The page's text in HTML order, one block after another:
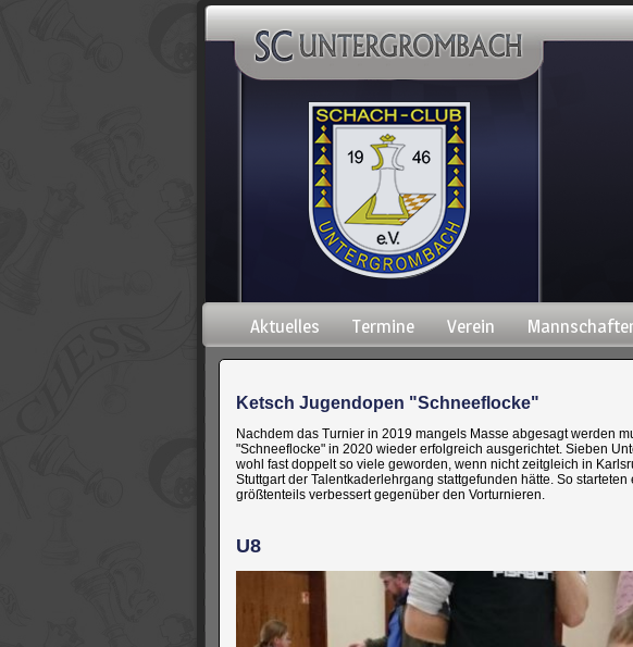
Navigation
überspringen
Aktuelles Termine Verein
Ketsch Jugendopen "Schneeflocke"
Nachdem das Turnier in 2019 mangels Masse abgesagt werden
"Schneeflocke" in 2020 wieder erfolgreich ausgerichtet. Sieben
wohl fast doppelt so viele geworden, wenn nicht zeitgleich in
Stuttgart der Talentkaderlehrgang stattgefunden hätte. So
größtenteils verbessert gegenüber den Vorturnieren.
U8